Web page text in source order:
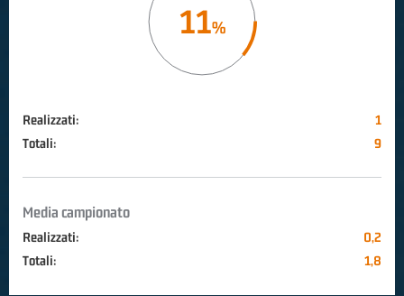
11
Realizzati:
1
Totali:
9
Media campionato
Realizzati:
0,2
Totali:
1,8